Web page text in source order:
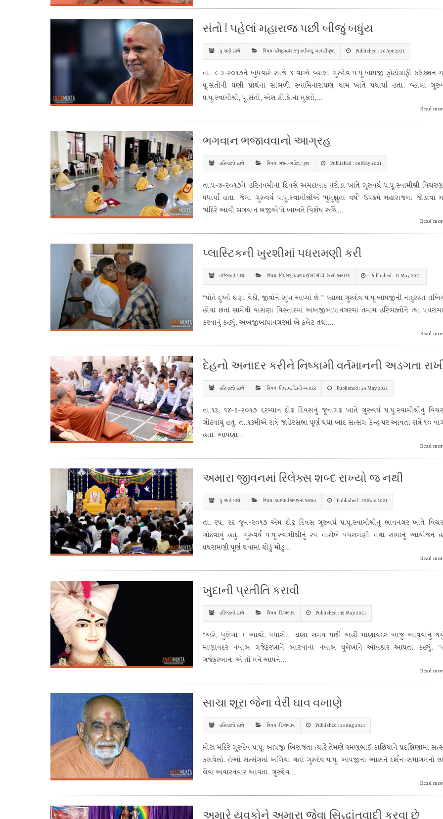
સંતો ! પહેલાં મહારાજ પછી બીજું બધુંય
પૂ.સંતો સાથે વિષય: શ્રીજીમહારાજનું કર્તાપણું, માનસીપૂજા Published : 26 Apr 2021
તા. ૮-૩-૨૦૧૭ને બુધવારે સાંજે ૪ વાગ્યે વ્હાલા ગુરુદેવ પ.પૂ.બાપજી ફોટોગ્રાફી કલેક્શન
પૂ.સંતોની ઘણી પ્રાર્થના સાંભળી સ્વામિનારાયણ ધામ ખાતે પધાર્યા હતા. વ્હાલા
પ.પૂ.સ્વામીશ્રી, પૂ.સંતો, એસ.ટી.કે.ના મુક્તો,...
Read
ભગવાન ભજાવવાનો આગ્રહ
હરિભક્તો સાથે વિષય: ભજન-ભક્તિ, પૂજા Published : 08 May 2021
તા.૫-૪-૨૦૧૭ને હરિનવમીના દિવસે અમદાવાદ નરોડા ખાતે ગુરુવર્ય પ.પૂ.સ્વામીશ્રી
પધાર્યા હતા. જેમાં ગુરુવર્ય પ.પૂ.સ્વામીશ્રીએ ‘મુમુક્ષુતા વર્ષ’ ઉપક્રમે મહારાજમાં જોડાવા
‘મંદિરે આવી ભગવાન ભજીએ’તે બાબતે વિશેષ રુચિ...
Read
પ્લાસ્ટિકની ખુરશીમાં પધરામણી કરી
હરિભક્તો સાથે વિષય: વિચરણ-પધરામણીનો ભીડો, દેહનો અનાદર Published : 12 May 2021
“પોતે દુઃખો ઘણાં વેઠી, જીવોને સુખ આપ્યાં છે.” વ્હાલા ગુરુદેવ પ.પૂ.બાપજીની નાદુરસ્ત
હોવા છતાં સામેથી વાસણા વિસ્તારમાં અબજીબાપાનગરમાં તમામ હરિભક્તોને ત્યાં
કરવાનું કહ્યું. અબજીબાપાનગરમાં બે ફ્લેટ તથા...
Read
દેહનો અનાદર કરીને નિષ્કામી વર્તમાનની અડગતા
હરિભક્તો સાથે વિષય: નિષ્કામ, દેહનો અનાદર Published : 24 May 2021
તા.૧૩, ૧૪-૬-૨૦૧૭ દરમ્યાન દોઢ દિવસનું જૂનાગઢ ખાતે ગુરુવર્ય પ.પૂ.સ્વામીશ્રીનું
ગોઠવાયું હતું. તા.૧૩મીએ રાત્રે જાહેરસભા પૂર્ણ થયા બાદ સત્સંગ કેન્દ્ર પર આવતાં રાત્રે ૧૦
હતા. આપણા...
Read
અમારા જીવનમાં રિલેક્સ શબ્દ રાખ્યો જ નથી
પૂ.સંતો સાથે વિષય: કથાવાર્તા શ્રવણનો આગ્રહ Published : 25 May 2021
તા. ૨૫, ૨૬ જૂન-૨૦૧૭ એમ દોઢ દિવસ ગુરુવર્ય પ.પૂ.સ્વામીશ્રીનું ભાવનગર ખાતે
ગોઠવાયું હતું. ગુરુવર્ય પ.પૂ.સ્વામીશ્રીનું ૨૫ તારીખે પધરામણી તથા સભાનું આયોજન
પધરામણી પૂર્ણ થવામાં થોડું મોડું...
Read
ખુદાની પ્રતીતિ કરાવી
હરિભક્તો સાથે વિષય: દિવ્યભાવ Published : 19 May 2021
“અરે, ધુલેખા ! આવો, પધારો… ઘણા સમય પછી અહીં માણાવદર બાજુ આવવાનું
માણાવદર નવાબ ગજેફરખાને બાટવાના નવાબ ધુલેખાને આવકાર આપતાં કહ્યું.
ગજેફરખાન. એ તો મને આપને...
Read
સાચા શૂરા જેના વેરી ઘાવ વખાણે
હરિભક્તો સાથે વિષય: દિવ્યભાવ Published : 25 Aug 2021
મોટા મંદિરે ગુરુદેવ પ.પૂ. બાપજી બિરાજતા ત્યારે તેમણે રમણભાઈ કાછિયાને પ્રદક્ષિણામાં
કરાવેલો. તેઓ સત્સંગમાં બળિયા થતાં ગુરુદેવ પ.પૂ. બાપજીના આસને દર્શન-સમાગમનો
લેવા અવારનવાર આવતા. ગુરુદેવ...
Read
અમારે યુવકોને અમારા જેવા સિદ્ધાંતવાદી કરવા છે